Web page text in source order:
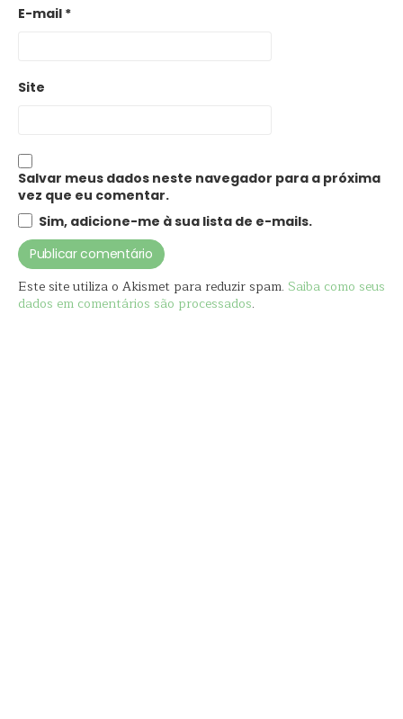
E-mail *
Site
Salvar meus dados neste navegador para a próxima
vez que eu comentar.
Sim, adicione-me à sua lista de e-mails.
Este site utiliza o Akismet para reduzir spam. Saiba como seus
dados em comentários são processados.